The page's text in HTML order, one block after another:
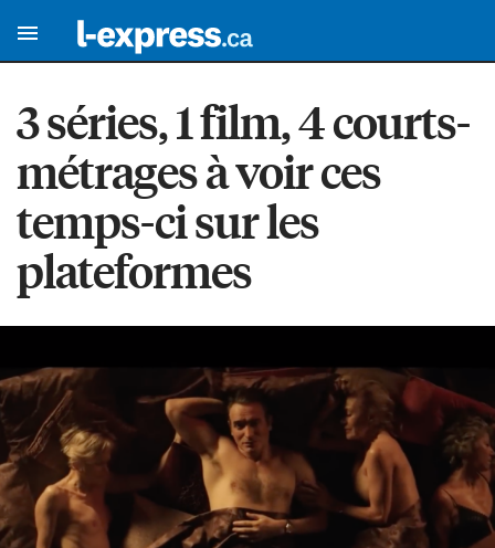
3 séries, 1 film, 4 courts-
métrages à voir ces
temps-ci sur les
plateformes